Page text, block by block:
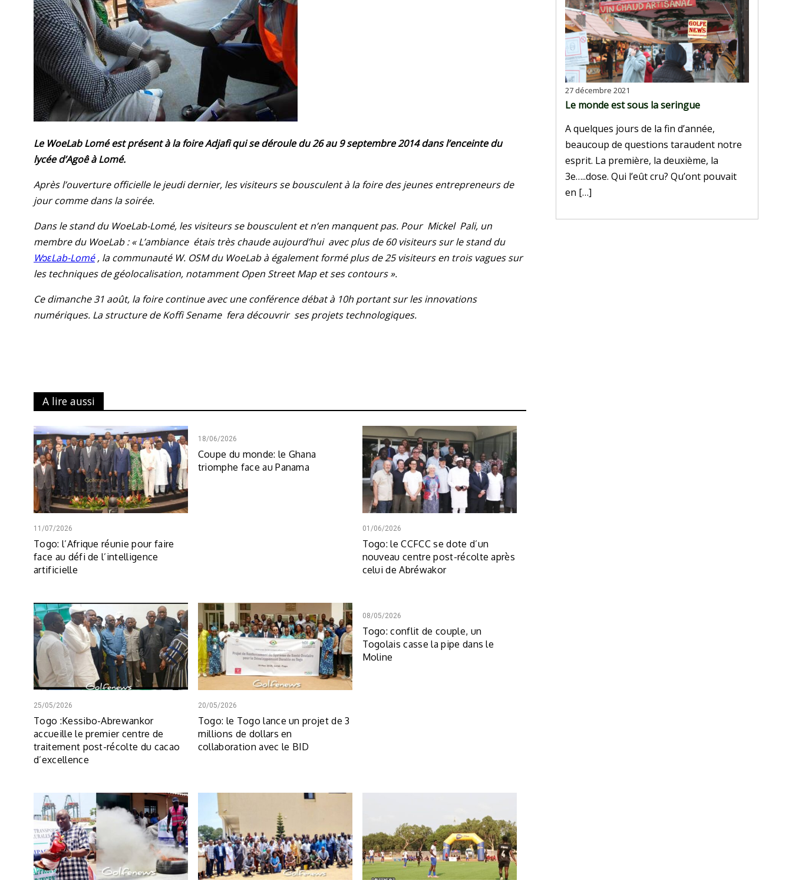
Le WoeLab Lomé est présent à la foire Adjafi qui se déroule du 26 au 9 septembre 2014 dans l’enceinte du
lycée d’Agoê à Lomé.
Après l’ouverture officielle le jeudi dernier, les visiteurs se bousculent à la foire des jeunes entrepreneurs de
jour comme dans la soirée.
Dans le stand du WoeLab-Lomé, les visiteurs se bousculent et n’en manquent pas. Pour Mickel Pali, un
membre du WoeLab : « L’ambiance étais très chaude aujourd’hui avec plus de 60 visiteurs sur le stand du
WɔɛLab-Lomé, la communauté W. OSM du WoeLab à également formé plus de 25 visiteurs en trois vagues sur
les techniques de géolocalisation, notamment Open Street Map et ses contours ».
Ce dimanche 31 août, la foire continue avec une conférence débat à 10h portant sur les innovations
numériques. La structure de Koffi Sename fera découvrir ses projets technologiques.
A lire aussi
11/07/2026
Togo: l’Afrique réunie pour faire
face au défi de l’intelligence
artificielle
18/06/2026
Coupe du monde: le Ghana
triomphe face au Panama
01/06/2026
Togo: le CCFCC se dote d’un
nouveau centre post-récolte après
celui de Abréwakor
25/05/2026
Togo :Kessibo-Abrewankor
accueille le premier centre de
traitement post-récolte du cacao
d’excellence
20/05/2026
Togo: le Togo lance un projet de 3
millions de dollars en
collaboration avec le BID
08/05/2026
Togo: conflit de couple, un
Togolais casse la pipe dans le
Moline
27 décembre 2021
Le monde est sous la seringue
A quelques jours de la fin d’année,
beaucoup de questions taraudent notre
esprit. La première, la deuxième, la
3e…..dose. Qui l’eût cru? Qu’ont pouvait
en […]